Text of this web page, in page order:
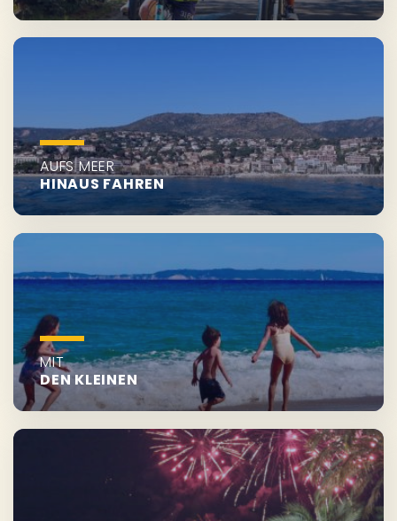
AUFS MEER
HINAUS FAHREN
MIT
DEN KLEINEN